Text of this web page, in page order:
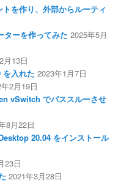
を作り、外部からルーティ
ターを作ってみた 2025年5月
月13日
入れた 2023年1月7日
2月19日
vSwitch でパススルーさせ
8月22日
20.04 をインストール
23日
2021年3月28日